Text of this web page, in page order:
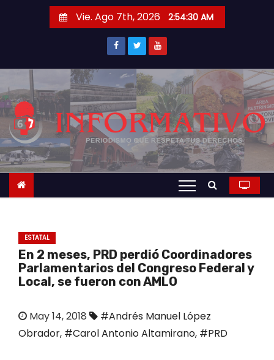
r
a
c
o
t
Vie. Ago 7th, 2026 2:54:30 AM
ESTATAL
En 2 meses, PRD perdió Coordinadores
Parlamentarios del Congreso Federal y
Local, se fueron con AMLO
May 14, 2018
#Andrés Manuel López
Obrador, #Carol Antonio Altamirano, #PRD